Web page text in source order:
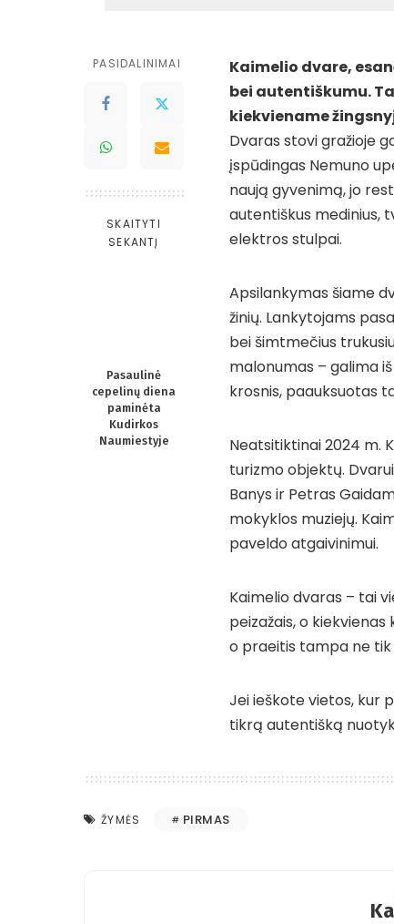
PASIDALINIMAI
SKAITYTI
SEKANTĮ
Pasaulinė
cepelinų diena
paminėta
Kudirkos
Naumiestyje
Kaimelio dvare,
bei autentiškumu.
kiekviename
Dvaras stovi gražioje
įspūdingas Nemuno
naują gyvenimą, jo
autentiškus medinius,
elektros stulpai.
Apsilankymas šiame
žinių. Lankytojams
bei šimtmečius
malonumas – galima
krosnis, paauksuotas
Neatsitiktinai 2024 m.
turizmo objektų.
Banys ir Petras
mokyklos muziejų.
paveldo atgaivinimui.
Kaimelio dvaras – tai
peizažais, o
o praeitis tampa ne
Jei ieškote vietos, kur
tikrą autentišką
ŽYMĖS PIRMAS